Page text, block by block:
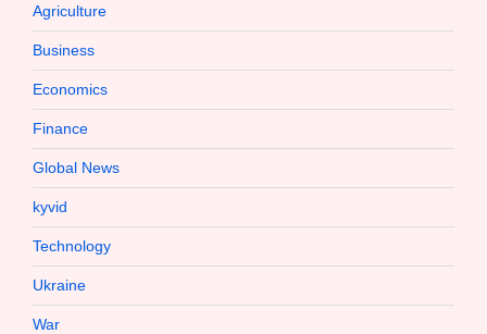
Agriculture
Business
Economics
Finance
Global News
kyvid
Technology
Ukraine
War